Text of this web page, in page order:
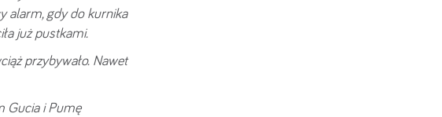
alarm, gdy do kurnika
już pustkami.
przybywało. Nawet
Gucia i Pumę